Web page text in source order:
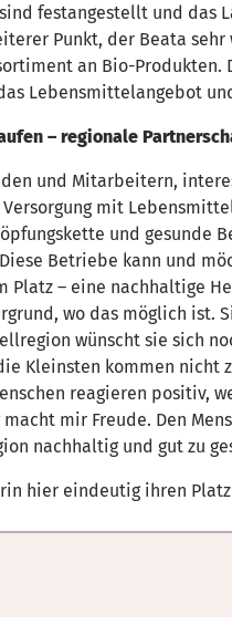
festangestellt und das
Punkt, der Beata
an Bio-
Lebensmittelangebot
– regionale
und Mitarbeitern,
mit
und gesunde
Betriebe kann und
Platz – eine nachhaltige
wo das möglich ist.
wünscht sie sich
Kleinsten kommen
reagieren positiv,
mir Freude. Den
nachhaltig und gut zu
hier eindeutig ihren